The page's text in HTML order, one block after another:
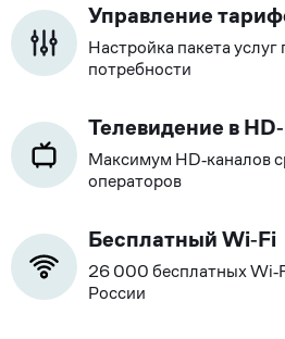
Управление
Настройка пакета
потребности
Телевидение в
Максимум HD‑каналов
операторов
Бесплатный Wi‑Fi
26 000 бесплатных
России